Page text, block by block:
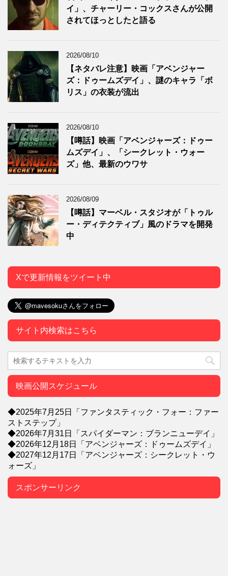
イ」、チャーリー・コックスさんが公開
されてほっとしたと語る
2026/08/10
【ネタバレ注意】映画「アベンジャー
ズ：ドゥームズデイ」、謎のキャラ「ボ
リス」の衣装が流出
2026/08/10
【噂話】映画「アベンジャーズ：ドゥー
ムズデイ」、「シークレット・ウォー
ズ」他、最新のウワサ
2026/08/09
【噂話】マーベル・スタジオが「トゥル
ー・ディテクティブ」風のドラマを開発
中
Xで更新情報をツイート中
サイト内検索はこちら
映画公開スケジュール
◆2025年7月25日「ファンタスティック・フォー：ファー
ストステップ」
◆2026年7月31日「スパイダーマン：ブランニューデイ」
◆2026年12月18日「アベンジャーズ：ドゥームズデイ」
◆2027年12月17日「アベンジャーズ：シークレット・ウ
ォーズ」
スポンサーリンク